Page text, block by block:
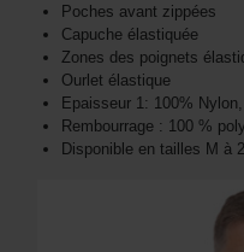
Poches avant zippées
Capuche élastiquée
Zones des poignets
Ourlet élastique
Epaisseur 1: 100%
Rembourrage : 100 %
Disponible en tailles M à